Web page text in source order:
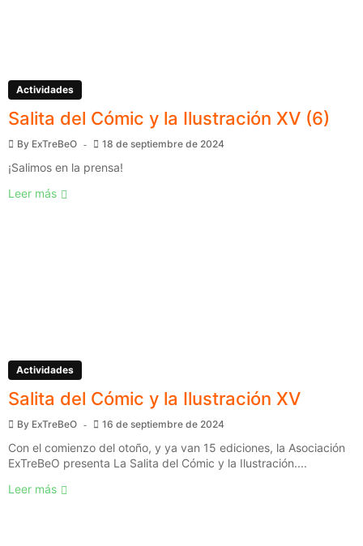
Actividades
Salita del Cómic y la Ilustración XV (6)
By ExTreBeO 18 de septiembre de 2024
¡Salimos en la prensa!
Leer más
Actividades
Salita del Cómic y la Ilustración XV
By ExTreBeO 16 de septiembre de 2024
Con el comienzo del otoño, y ya van 15 ediciones, la Asociación
ExTreBeO presenta La Salita del Cómic y la Ilustración....
Leer más